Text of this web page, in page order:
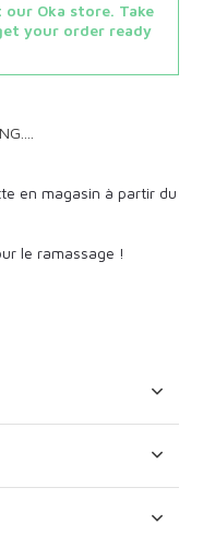
our Oka store. Take
your order ready
en magasin à partir du
le ramassage !